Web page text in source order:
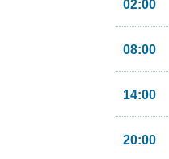
02:00
08:00
14:00
20:00